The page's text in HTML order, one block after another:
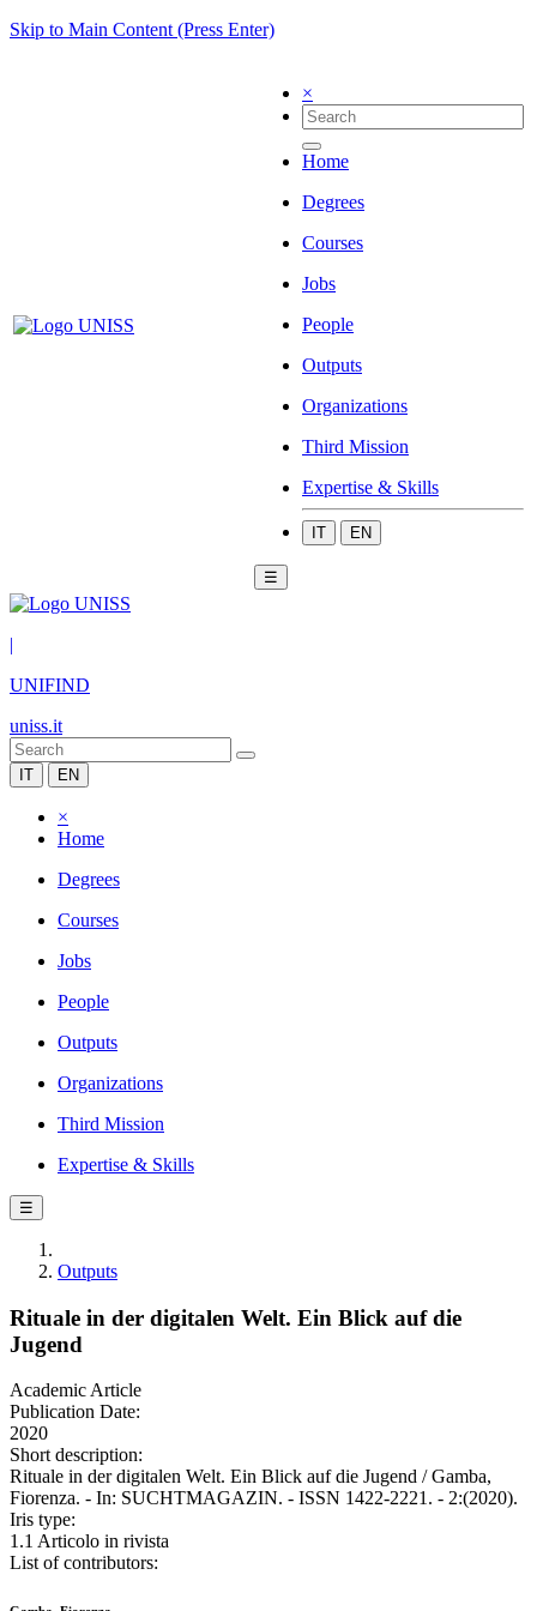
Skip to Main Content (Press Enter)
×
Home
Degrees
Courses
Jobs
People
Outputs
Organizations
Third Mission
Expertise & Skills
IT EN
☰
|
UNIFIND
uniss.it
IT EN
×
Home
Degrees
Courses
Jobs
People
Outputs
Organizations
Third Mission
Expertise & Skills
☰
Outputs
Rituale in der digitalen Welt. Ein Blick auf die
Jugend
Academic Article
Publication Date:
2020
Short description:
Rituale in der digitalen Welt. Ein Blick auf die Jugend / Gamba,
Fiorenza. - In: SUCHTMAGAZIN. - ISSN 1422-2221. - 2:(2020).
Iris type:
1.1 Articolo in rivista
List of contributors: